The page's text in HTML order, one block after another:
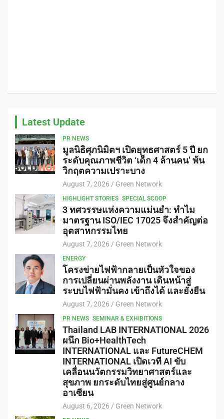
Latest Update
PR NEWS
มูลนิธิศุภนิมิตฯ เปิดยุทธศาสตร์ 5 ปี ยก
ระดับคุณภาพชีวิต ‘เด็ก 4 ล้านคน’ พ้น
วิกฤตความเปราะบาง
August 7, 2026 Green Network
HIGHLIGHT STORIES SPECIAL SCOOP
3 ทศวรรษแห่งความแม่นยำ: ทำไม
มาตรฐาน ISO/IEC 17025 จึงสำคัญต่อ
อุตสาหกรรมไทย
August 7, 2026 Green Network
ENERGY
โครงข่ายไฟฟ้ากลายเป็นหัวใจของ
การเปลี่ยนผ่านพลังงาน เดินหน้าสู่
ระบบไฟฟ้ามั่นคง เข้าถึงได้ และยั่งยืน
August 7, 2026 Green Network
PR NEWS SEMINAR & EXHIBITIONS
Thailand LAB INTERNATIONAL 2026
ผนึก Bio+HealthTech
INTERNATIONAL และ FutureCHEM
INTERNATIONAL เปิดเวที AI ขับ
เคลื่อนนวัตกรรมวิทยาศาสตร์และ
สุขภาพ ยกระดับไทยสู่ศูนย์กลาง
อาเซียน
August 6, 2026 Green Network